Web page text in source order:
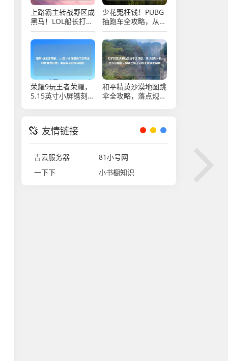
上路霸主转战野区成
黑马！LOL船长打野
可行性解析与深度攻
略
少花冤枉钱！PUBG
抽跑车全攻略，从机
制解析到实战技巧
荣耀9玩王者荣耀，
5.15英寸小屏镌刻手
和平精英沙漠地图跳
伞全攻略，落点规划
友情链接
吉云服务器
81小号网
一下下
小书橱知识